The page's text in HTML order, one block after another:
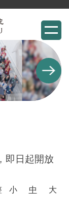
即日起開放
小 中 大